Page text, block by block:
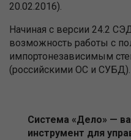
20.02.2016).
Начиная с версии 24.2
возможность работы с
импортонезависимым
(российскими ОС и СУБД).
Система «Дело» —
инструмент для